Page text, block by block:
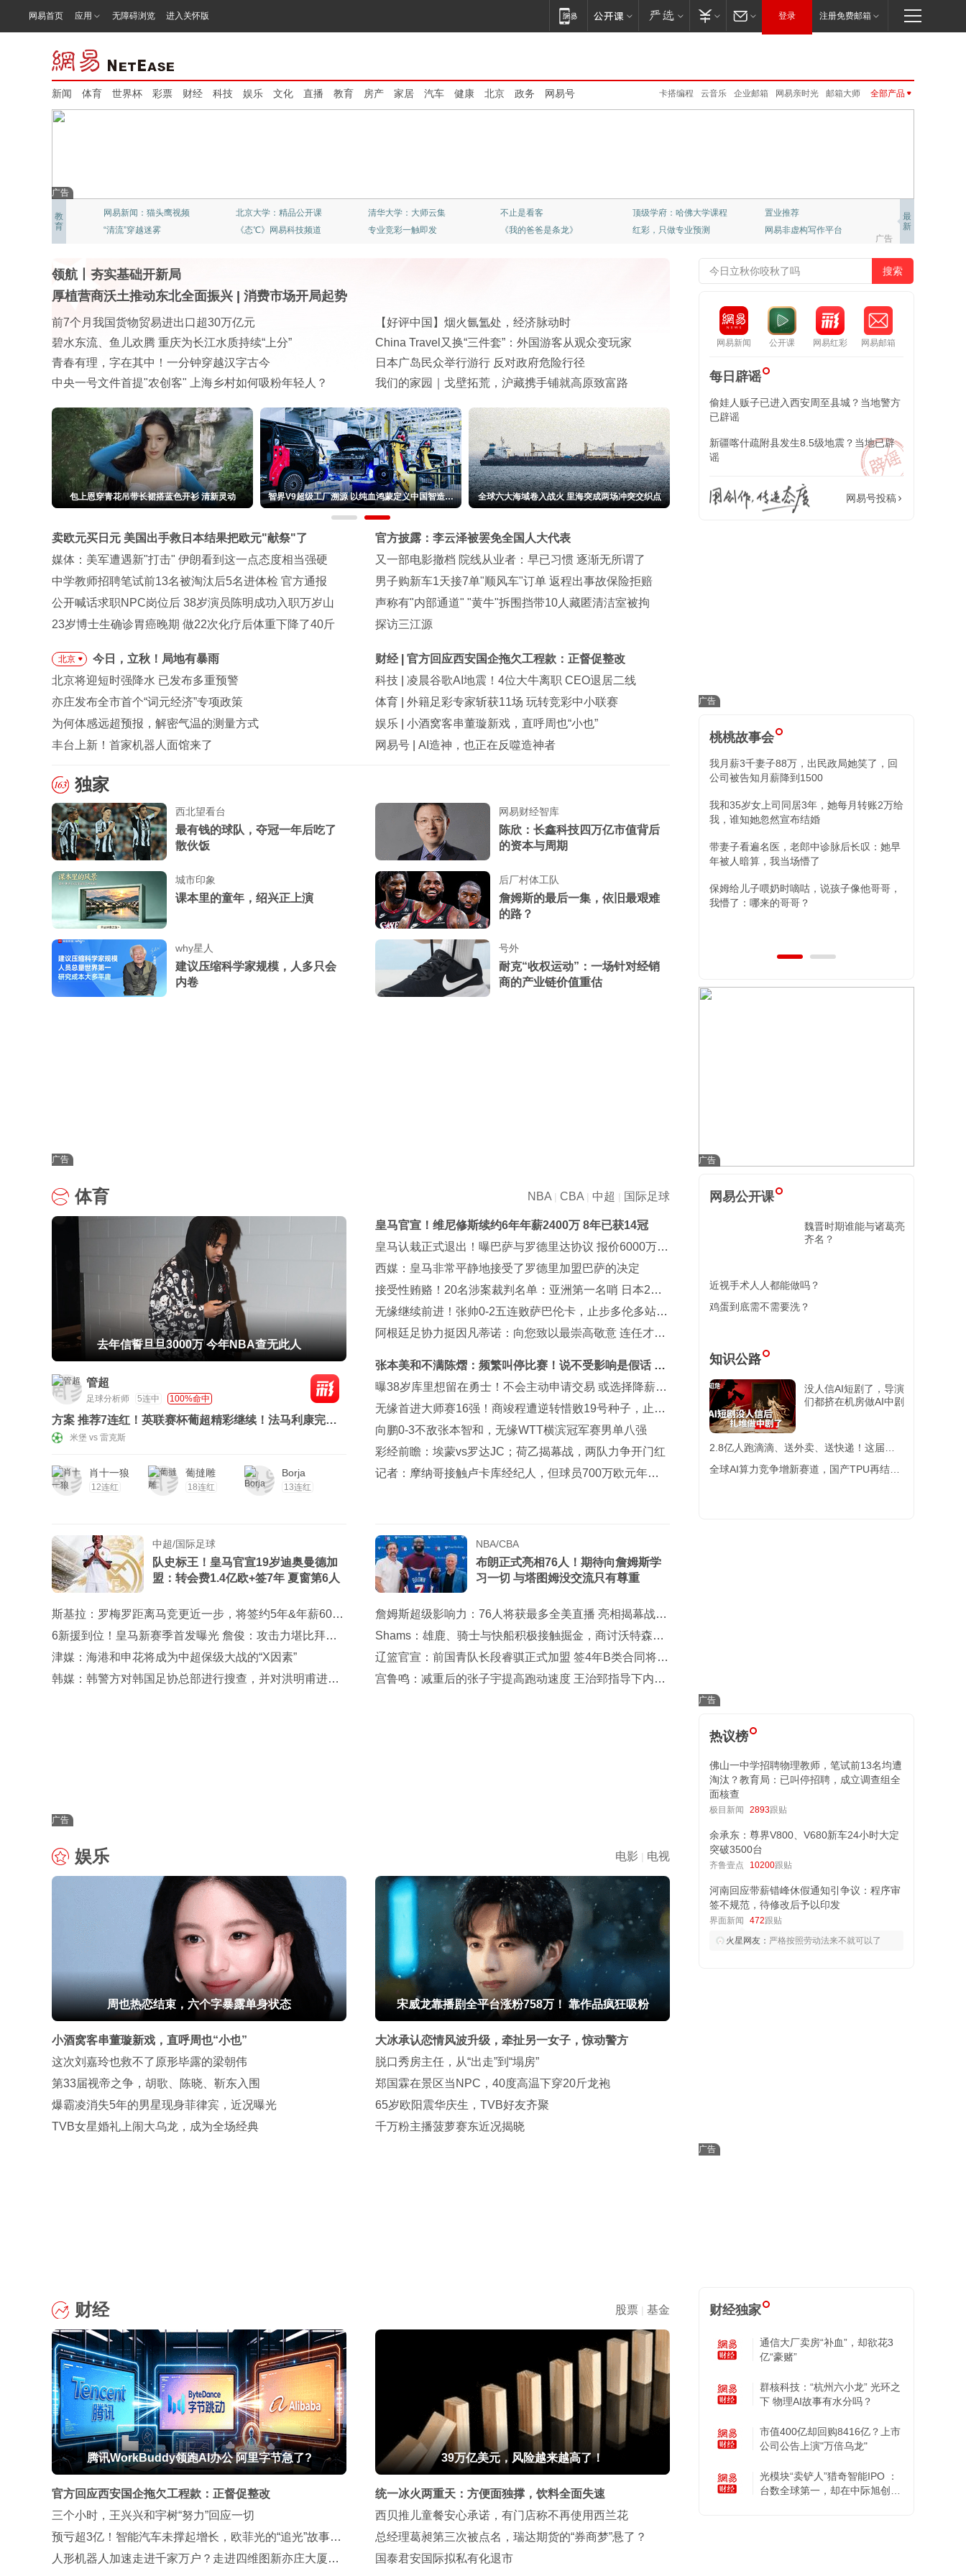
网易首页 应用 无障碍浏览 进入关怀版 登录 注册免费邮箱
新闻 体育 世界杯 彩票 财经 科技 娱乐 文化 直播 教育 房产 家居 汽车 健康 北京 政务 网易号 邮箱大师
网易亲时光
企业邮箱
云音乐
卡搭编程
CC语音
免费邮
LOFTER
新闻客户端
大神社区
全部产品
大话2 梦幻西游手游
大唐无双
率士之滨
哈利波特.魔法觉醒
天下手游
明日之后
广告
教
育
最
新
网易新闻：猫头鹰视频
“清流”穿越迷雾
北京大学：精品公开课
《态℃》网易科技频道
清华大学：大师云集
专业竞彩一触即发
不止是看客
《我的爸爸是条龙》
顶级学府：哈佛大学课程
红彩，只做专业预测
置业推荐
网易非虚构写作平台
广告
领航丨夯实基础开新局
厚植营商沃土推动东北全面振兴
消费市场开局起势
前7个月我国货物贸易进出口超30万亿元
碧水东流、鱼儿欢腾 重庆为长江水质持续“上分”
青春有理，字在其中！一分钟穿越汉字古今
中央一号文件首提"农创客" 上海乡村如何吸粉年轻人？
【好评中国】烟火氤氲处，经济脉动时
China Travel又换“三件套”：外国游客从观众变玩家
日本广岛民众举行游行 反对政府危险行径
我们的家园｜戈壁拓荒，沪藏携手铺就高原致富路
包上恩穿青花吊带长裙搭蓝色开衫 清新灵动 智界V9超级工厂溯源 以纯血鸿蒙定义中国智造自
我进化
全球六大海域卷入战火 里海突成两场冲突交织点
网易新闻 公开课 网易红彩 网易邮箱
每日辟谣
偷娃人贩子已进入西安周至县城？当地警方
已辟谣
新疆喀什疏附县发生8.5级地震？当地已辟
谣
网易号投稿
卖欧元买日元 美国出手救日本结果把欧元"献祭"了
媒体：美军遭遇新"打击" 伊朗看到这一点态度相当强硬
中学教师招聘笔试前13名被淘汰后5名进体检 官方通报
公开喊话求职NPC岗位后 38岁演员陈明成功入职万岁山
23岁博士生确诊胃癌晚期 做22次化疗后体重下降了40斤
官方披露：李云泽被罢免全国人大代表
又一部电影撤档 院线从业者：早已习惯 逐渐无所谓了
男子购新车1天接7单"顺风车"订单 返程出事故保险拒赔
声称有"内部通道" "黄牛"拆围挡带10人藏匿清洁室被拘
探访三江源
北京
今日，立秋！局地有暴雨
北京将迎短时强降水 已发布多重预警
亦庄发布全市首个“词元经济”专项政策
为何体感远超预报，解密气温的测量方式
丰台上新！首家机器人面馆来了
财经
官方回应西安国企拖欠工程款：正督促整改
科技
凌晨谷歌AI地震！4位大牛离职 CEO退居二线
体育
外籍足彩专家斩获11场 玩转竞彩中小联赛
娱乐
小酒窝客串董璇新戏，直呼周也“小也”
网易号
AI造神，也正在反噬造神者
独家
西北望看台
最有钱的球队，夺冠一年后吃了
散伙饭
网易财经智库
陈欣：长鑫科技四万亿市值背后
的资本与周期
城市印象
课本里的童年，绍兴正上演
后厂村体工队
詹姆斯的最后一集，依旧最艰难
的路？
why星人
建议压缩科学家规模，人多只会
内卷
号外
耐克“收权运动”：一场针对经销
商的产业链价值重估
广告
桃桃故事会
我和35岁女上司同居3年，她每月转账2万给
我，谁知她忽然宣布结婚
带妻子看遍名医，老郎中诊脉后长叹：她早
保姆给儿子喂奶时嘀咕，说孩子像他哥哥，
我懵了：哪来的哥哥？
小舅子昏迷我砸80万，康复后全家失忆，再
住院我冷回三字
替姐姐照顾外甥女，姐夫消失八年突然出
现，两女儿的决定让人泪目
体育 NBA | CBA | 中超 | 国际足球
去年信誓旦旦3000万 今年NBA查无此人
管超
足球分析师 5连中 100%命中
方案 推荐7连红！英联赛杯葡超精彩继续！法马利康完成
对埃斯托里的5连胜？
米堡 vs 雷克斯
肖十一狼
12连红
葡撻雕
18连红
Borja
13连红
皇马官宣！维尼修斯续约6年年薪2400万 8年已获14冠
皇马认栽正式退出！曝巴萨与罗德里达协议 报价6000万欧
与曼城谈判
西媒：皇马非常平静地接受了罗德里加盟巴萨的决定
接受性贿赂！20名涉案裁判名单：亚洲第一名哨 日本2主
裁+香港1人
无缘继续前进！张帅0-2五连败萨巴伦卡，止步多伦多站第
3轮
阿根廷足协力挺因凡蒂诺：向您致以最崇高敬意 连任才是
张本美和不满陈熠：频繁叫停比赛！说不受影响是假话 誓
要夺冠
曝38岁库里想留在勇士！不会主动申请交易 或选择降薪帮
助球队
无缘首进大师赛16强！商竣程遭逆转惜败19号种子，止步
蒙特利尔第3轮
向鹏0-3不敌张本智和，无缘WTT横滨冠军赛男单八强
彩经前瞻：埃蒙vs罗达JC；荷乙揭幕战，两队力争开门红
记者：摩纳哥接触卢卡库经纪人，但球员700万欧元年薪
中超/国际足球
队史标王！皇马官宣19岁迪奥曼德加
盟：转会费1.4亿欧+签7年 夏窗第6人
斯基拉：罗梅罗距离马竞更近一步，将签约5年&年薪600
万欧
6新援到位！皇马新赛季首发曝光 詹俊：攻击力堪比拜仁
巴黎 2软肋
津媒：海港和申花将成为中超保级大战的“X因素”
韩媒：韩警方对韩国足协总部进行搜查，并对洪明甫进行
NBA/CBA
布朗正式亮相76人！期待向詹姆斯学
习一切 与塔图姆没交流只有尊重
詹姆斯超级影响力：76人将获最多全美直播 亮相揭幕战
+圣诞大战
Shams：雄鹿、骑士与快船积极接触掘金，商讨沃特森先
签后换
辽篮官宣：前国青队长段睿骐正式加盟 签4年B类合同将穿
7号球衣
宫鲁鸣：减重后的张子宇提高跑动速度 王治郅指导下内线
广告
娱乐 电影 | 电视
周也热恋结束，六个字暴露单身状态
小酒窝客串董璇新戏，直呼周也“小也”
这次刘嘉玲也救不了原形毕露的梁朝伟
第33届视帝之争，胡歌、陈晓、靳东入围
爆霸凌消失5年的男星现身菲律宾，近况曝光
TVB女星婚礼上闹大乌龙，成为全场经典
宋威龙靠播剧全平台涨粉758万！ 靠作品疯狂吸粉
大冰承认恋情风波升级，牵扯另一女子，惊动警方
脱口秀房主任，从“出走”到“塌房”
郑国霖在景区当NPC，40度高温下穿20斤龙袍
65岁欧阳震华庆生，TVB好友齐聚
千万粉主播菠萝赛东近况揭晓
网易公开课
魏晋时期谁能与诸葛亮
齐名？
近视手术人人都能做吗？
鸡蛋到底需不需要洗？
知识公路
没人信AI短剧了，导演
们都挤在机房做AI中剧
2.8亿人跑滴滴、送外卖、送快递！这届年
轻人，为啥就是不进厂？
全球AI算力竞争增新赛道，国产TPU再结硕
热议榜
佛山一中学招聘物理教师，笔试前13名均遭
淘汰？教育局：已叫停招聘，成立调查组全
面核查
极目新闻 2893跟贴
余承东：尊界V800、V680新车24小时大定
突破3500台
齐鲁壹点 10200跟贴
河南回应带薪错峰休假通知引争议：程序审
签不规范，待修改后予以印发
界面新闻 472跟贴
火星网友： 严格按照劳动法来不就可以了
财经 股票 | 基金
腾讯WorkBuddy领跑AI办公 阿里字节急了? 39万亿美元，风险越来越高了！
官方回应西安国企拖欠工程款：正督促整改
统一冰火两重天：方便面独撑，饮料全面失速
三个小时，王兴兴和宇树“努力”回应一切
西贝推儿童餐安心承诺，有门店称不再使用西兰花
预亏超3亿！智能汽车未撑起增长，欧菲光的“追光”故事能
讲通吗？
总经理葛昶第三次被点名，瑞达期货的“券商梦”悬了？
人形机器人加速走进千家万户？走进四维图新亦庄大厦，
国泰君安国际拟私有化退市
财经独家
通信大厂卖房“补血”，却欲花3
亿“豪赌”
群核科技：“杭州六小龙” 光环之
下 物理AI故事有水分吗？
市值400亿却回购8416亿？上市
公司公告上演"万倍乌龙"
光模块“卖铲人”猎奇智能IPO ：
台数全球第一，却在中际旭创的